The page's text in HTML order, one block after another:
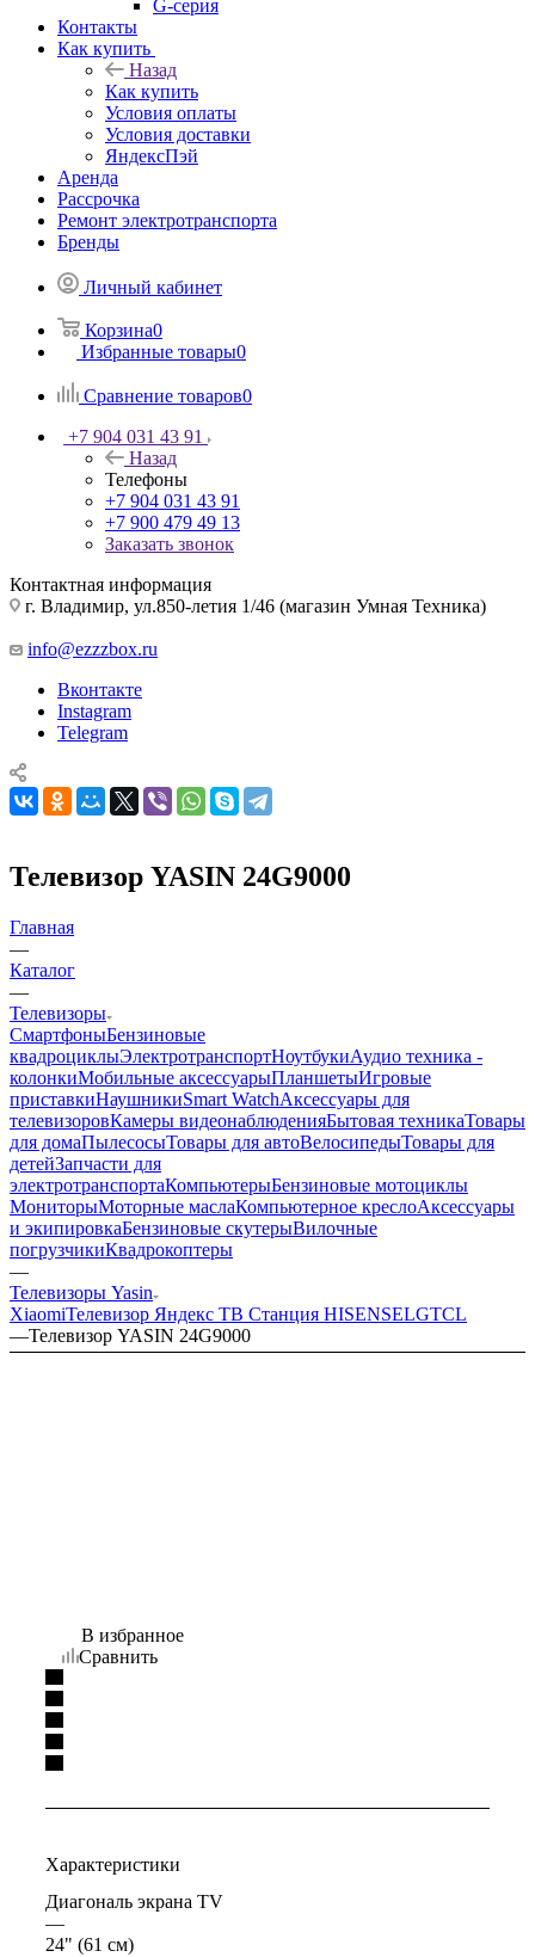
G-серия
Контакты
Как купить
Назад
Как купить
Условия оплаты
Условия доставки
ЯндексПэй
Аренда
Рассрочка
Ремонт электротранспорта
Бренды
Личный кабинет
Корзина0
Избранные товары0
Сравнение товаров0
+7 904 031 43 91
Назад
Телефоны
+7 904 031 43 91
+7 900 479 49 13
Заказать звонок
Контактная информация
г. Владимир, ул.850-летия 1/46 (магазин Умная Техника)
info@ezzzbox.ru
Вконтакте
Instagram
Telegram
Телевизор YASIN 24G9000
Главная
—
Каталог
—
Телевизоры
СмартфоныБензиновые
квадроциклыЭлектротранспортНоутбукиАудио техника -
колонкиМобильные аксессуарыПланшетыИгровые
приставкиНаушникиSmart WatchАксессуары для
телевизоровКамеры видеонаблюденияБытовая техникаТовары
для домаПылесосыТовары для автоВелосипедыТовары для
детейЗапчасти для
электротранспортаКомпьютерыБензиновые мотоциклы
МониторыМоторные маслаКомпьютерное креслоАксессуары
и экипировкаБензиновые скутерыВилочные
погрузчикиКвадрокоптеры
—
Телевизоры Yasin
XiaomiТелевизор Яндекс ТВ Станция HISENSELGTCL
—Телевизор YASIN 24G9000
В избранное
Сравнить
Характеристики
Диагональ экрана TV
—
24" (61 см)